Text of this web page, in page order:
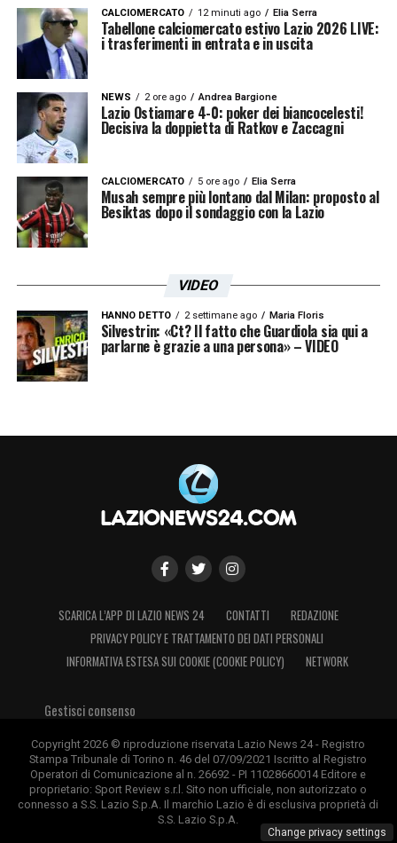
CALCIOMERCATO 12 minuti ago Elia Serra
Tabellone calciomercato estivo Lazio 2026 LIVE:
i trasferimenti in entrata e in uscita
NEWS 2 ore ago Andrea Bargione
Lazio Ostiamare 4-0: poker dei biancocelesti!
Decisiva la doppietta di Ratkov e Zaccagni
CALCIOMERCATO 5 ore ago Elia Serra
Musah sempre più lontano dal Milan: proposto al
Besiktas dopo il sondaggio con la Lazio
VIDEO
HANNO DETTO 2 settimane ago Maria Floris
Silvestrin: «Ct? Il fatto che Guardiola sia qui a
parlarne è grazie a una persona» – VIDEO
SCARICA L’APP DI LAZIO NEWS 24 CONTATTI
REDAZIONE
PRIVACY POLICY E TRATTAMENTO DEI DATI PERSONALI
INFORMATIVA ESTESA SUI COOKIE (COOKIE POLICY)
NETWORK
Gestisci consenso
Copyright 2026 © riproduzione riservata Lazio News 24 - Registro
Stampa Tribunale di Torino n. 46 del 07/09/2021 Iscritto al Registro
Operatori di Comunicazione al n. 26692 - PI 11028660014 Editore e
proprietario: Sport Review s.r.l. Sito non ufficiale, non autorizzato o
connesso a S.S. Lazio S.p.A. Il marchio Lazio è di esclusiva proprietà di
S.S. Lazio S.p.A.
Change privacy settings